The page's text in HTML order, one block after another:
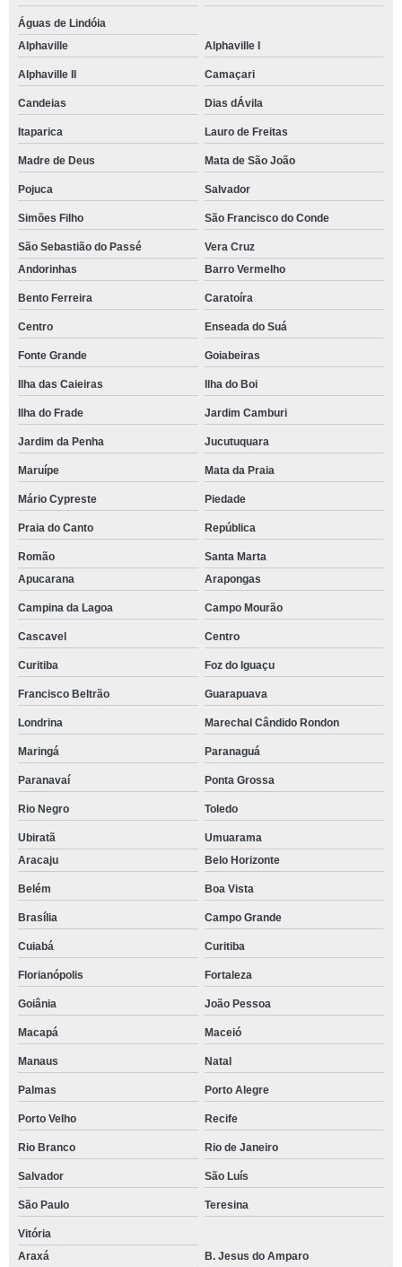
Águas de Lindóia
Alphaville
Alphaville I
Alphaville II Camaçari
Candeias Dias dÁvila
Itaparica Lauro de Freitas
Madre de Deus Mata de São João
Pojuca Salvador
Simões Filho São Francisco do Conde
São Sebastião do Passé
Vera Cruz
Andorinhas
Barro Vermelho
Bento Ferreira Caratoíra
Centro Enseada do Suá
Fonte Grande Goiabeiras
Ilha das Caieiras Ilha do Boi
Ilha do Frade Jardim Camburi
Jardim da Penha Jucutuquara
Maruípe Mata da Praia
Mário Cypreste Piedade
Praia do Canto República
Romão
Santa Marta
Apucarana
Arapongas
Campina da Lagoa Campo Mourão
Cascavel Centro
Curitiba Foz do Iguaçu
Francisco Beltrão Guarapuava
Londrina Marechal Cândido Rondon
Maringá Paranaguá
Paranavaí Ponta Grossa
Rio Negro Toledo
Ubiratã
Umuarama
Aracaju
Belo Horizonte
Belém Boa Vista
Brasília Campo Grande
Cuiabá Curitiba
Florianópolis Fortaleza
Goiânia João Pessoa
Macapá Maceió
Manaus Natal
Palmas Porto Alegre
Porto Velho Recife
Rio Branco Rio de Janeiro
Salvador São Luís
São Paulo Teresina
Vitória
Araxá
B. Jesus do Amparo